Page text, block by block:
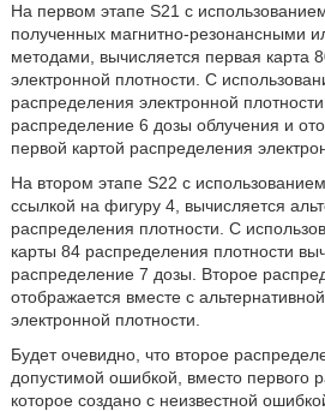
На первом этапе S21 с
полученных магнитно-резонансными
методами, вычисляется первая карта
электронной плотности. С
распределения электронной
распределение 6 дозы облучения и
первой картой распределения
На втором этапе S22 с
ссылкой на фигуру 4, вычисляется
распределения плотности. С
карты 84 распределения плотности
распределение 7 дозы. Второе
отображается вместе с
электронной плотности.
Будет очевидно, что второе
допустимой ошибкой, вместо первого
которое создано с неизвестной